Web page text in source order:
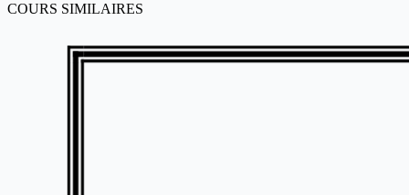
COURS SIMILAIRES